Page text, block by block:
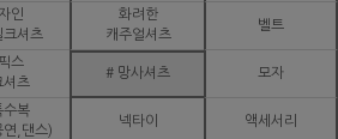
인
크셔츠
화려한
캐주얼셔츠
벨트
스
셔츠
# 망사셔츠 모자
수복
연,댄스)
넥타이 액세서리